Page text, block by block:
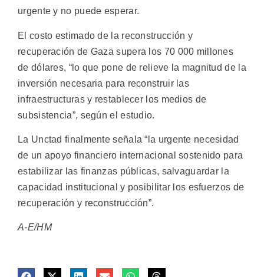
urgente y no puede esperar.
El costo estimado de la reconstrucción y
recuperación de Gaza supera los 70 000 millones
de dólares, “lo que pone de relieve la magnitud de la
inversión necesaria para reconstruir las
infraestructuras y restablecer los medios de
subsistencia”, según el estudio.
La Unctad finalmente señala “la urgente necesidad
de un apoyo financiero internacional sostenido para
estabilizar las finanzas públicas, salvaguardar la
capacidad institucional y posibilitar los esfuerzos de
recuperación y reconstrucción”.
A-E/HM